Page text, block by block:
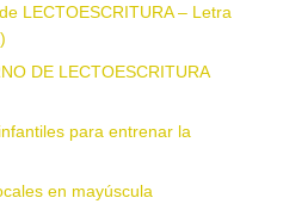
LECTOESCRITURA – Letra
DE LECTOESCRITURA
para entrenar la
en mayúscula